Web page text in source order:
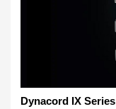
Dynacord IX Series